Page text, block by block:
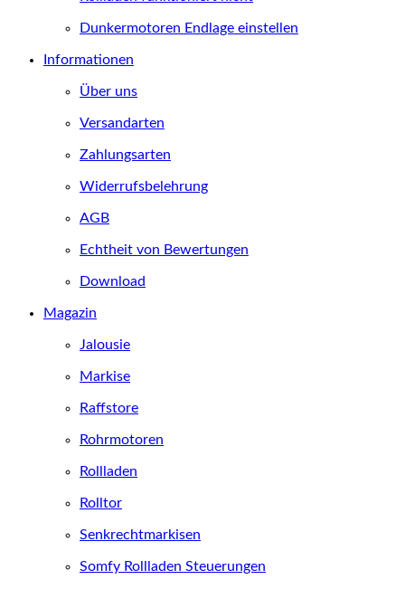
Dunkermotoren Endlage einstellen
Informationen
Über uns
Versandarten
Zahlungsarten
Widerrufsbelehrung
AGB
Echtheit von Bewertungen
Download
Magazin
Jalousie
Markise
Raffstore
Rohrmotoren
Rollladen
Rolltor
Senkrechtmarkisen
Somfy Rollladen Steuerungen